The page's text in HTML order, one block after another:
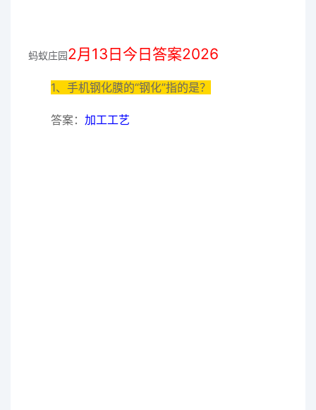
蚂蚁庄园2月13日今日答案2026
1、手机钢化膜的“钢化”指的是？
答案： 加工工艺